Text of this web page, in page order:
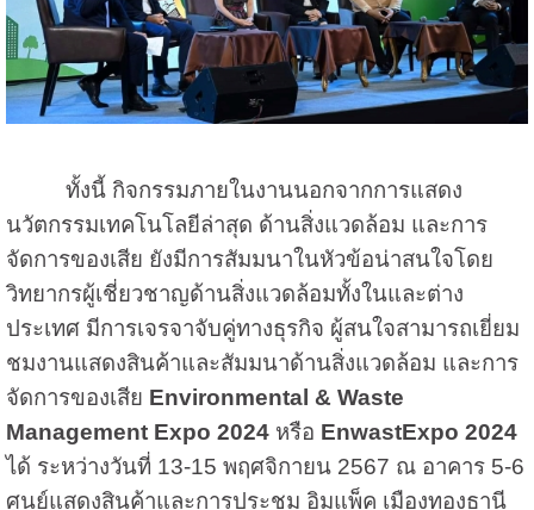
ทั้งนี้ กิจกรรมภายในงานนอกจากการแสดง
นวัตกรรมเทคโนโลยีล่าสุด ด้านสิ่งแวดล้อม และการ
จัดการของเสีย ยังมีการสัมมนาในหัวข้อน่าสนใจโดย
วิทยากรผู้เชี่ยวชาญด้านสิ่งแวดล้อมทั้งในและต่าง
ประเทศ มีการเจรจาจับคู่ทางธุรกิจ ผู้สนใจสามารถเยี่ยม
ชมงานแสดงสินค้าและสัมมนาด้านสิ่งแวดล้อม และการ
จัดการของเสีย Environmental & Waste
Management Expo 2024หรือ EnwastExpo 2024
ได้ ระหว่างวันที่ 13-15 พฤศจิกายน 2567 ณ อาคาร 5-6
ศูนย์แสดงสินค้าและการประชุม อิมแพ็ค เมืองทองธานี